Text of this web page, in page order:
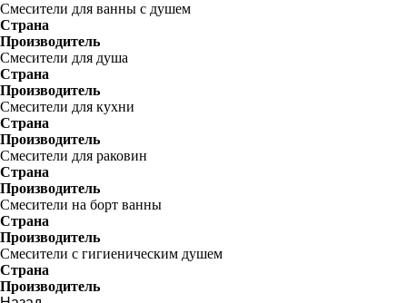
Смесители для ванны с душем
Страна
Производитель
Смесители для душа
Страна
Производитель
Смесители для кухни
Страна
Производитель
Смесители для раковин
Страна
Производитель
Смесители на борт ванны
Страна
Производитель
Смесители с гигиеническим душем
Страна
Производитель